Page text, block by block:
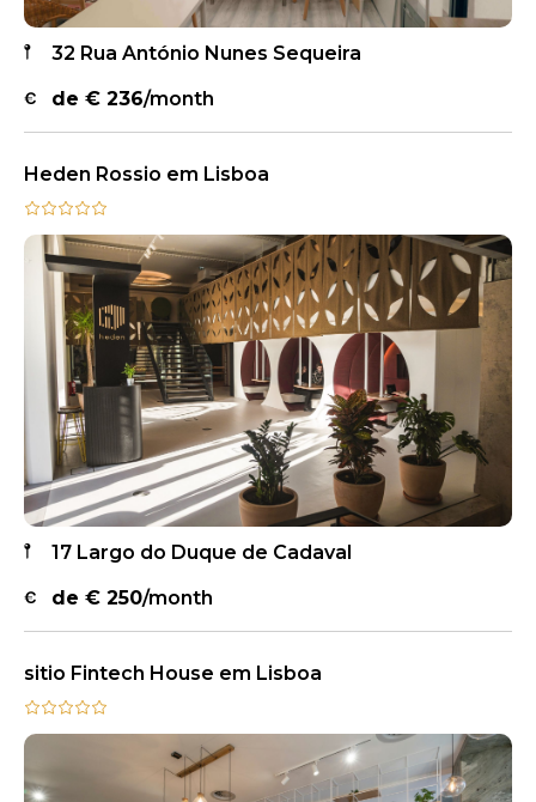
32 Rua António Nunes Sequeira
de € 236/month
Heden Rossio em Lisboa
17 Largo do Duque de Cadaval
de € 250/month
sitio Fintech House em Lisboa